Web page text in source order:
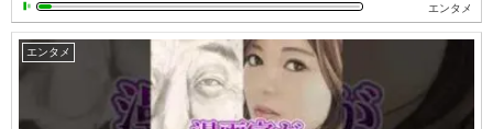
エンタメ
エンタメ